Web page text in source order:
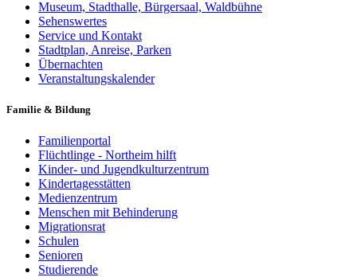
Museum, Stadthalle, Bürgersaal, Waldbühne
Sehenswertes
Service und Kontakt
Stadtplan, Anreise, Parken
Übernachten
Veranstaltungskalender
Familie & Bildung
Familienportal
Flüchtlinge - Northeim hilft
Kinder- und Jugendkulturzentrum
Kindertagesstätten
Medienzentrum
Menschen mit Behinderung
Migrationsrat
Schulen
Senioren
Studierende